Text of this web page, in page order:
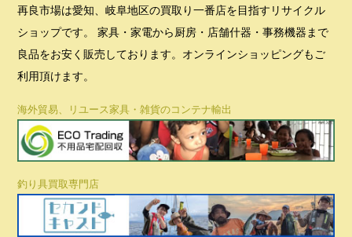
再良市場は愛知、岐阜地区の買取り一番店を目指すリサイクル
ショップです。 家具・家電から厨房・店舗什器・事務機器まで
良品をお安く販売しております。オンラインショッピングもご
利用頂けます。
海外貿易、リユース家具・雑貨のコンテナ輸出
釣り具買取専門店